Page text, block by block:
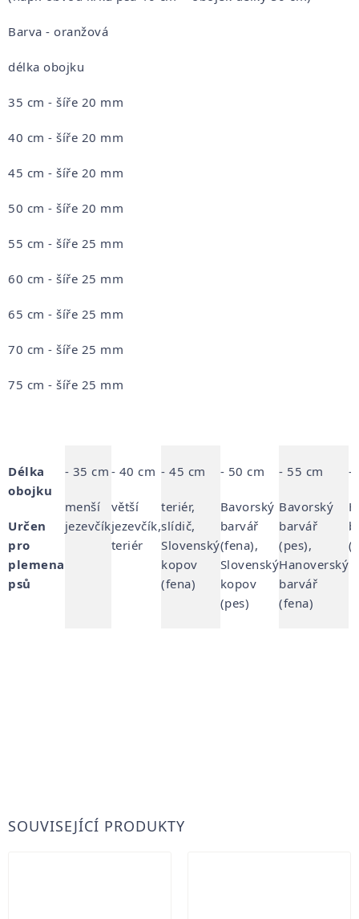
Barva - oranžová
délka obojku
35 cm - šíře 20 mm
40 cm - šíře 20 mm
45 cm - šíře 20 mm
50 cm - šíře 20 mm
55 cm - šíře 25 mm
60 cm - šíře 25 mm
65 cm - šíře 25 mm
70 cm - šíře 25 mm
75 cm - šíře 25 mm
Délka
obojku
Určen
pro
plemena
psů
- 35 cm
menší
jezevčík
- 40 cm
větší
jezevčík,
teriér
- 45 cm
teriér,
slídič,
Slovenský
kopov
(fena)
- 50 cm
Bavorský
barvář
(fena),
Slovenský
kopov
(pes)
- 55 cm
Bavorský
barvář
(pes),
Hanoverský
barvář
(fena)
-
SOUVISEJÍCÍ PRODUKTY